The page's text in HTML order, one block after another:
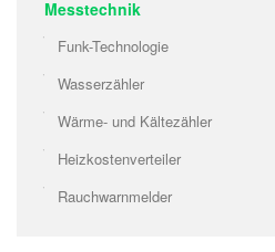
Messtechnik
Funk-Technologie
Wasserzähler
Wärme- und Kältezähler
Heizkostenverteiler
Rauchwarnmelder